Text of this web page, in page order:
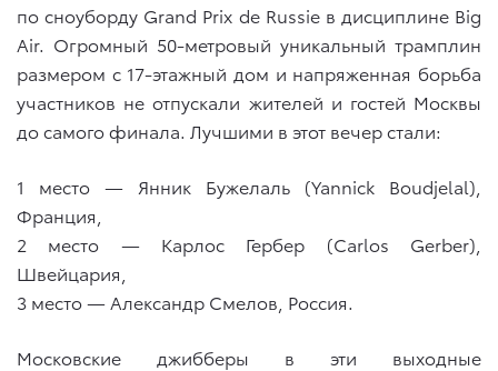
по сноуборду Grand Prix de Russie в дисциплине Big
Air. Огромный 50-метровый уникальный трамплин
размером с 17-этажный дом и напряженная борьба
участников не отпускали жителей и гостей Москвы
до самого финала. Лучшими в этот вечер стали:
1 место — Янник Бужелаль (Yannick Boudjelal),
Франция,
2 место — Карлос Гербер (Carlos Gerber),
Швейцария,
3 место — Александр Смелов, Россия.
Московские джибберы в эти выходные